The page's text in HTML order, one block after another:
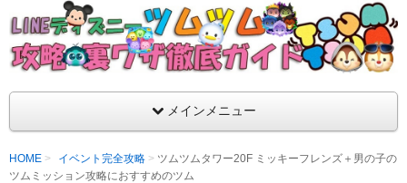
LINEディズニー ツムツム攻略・裏ワザ徹底
支持率No1！痒いところに手が届くツムツム攻略サイト！新ツ
ラ評価も丁寧に解説！ツムツムを120％楽しめるサイトを目指し
メインメニュー
HOME イベント完全攻略
ツムツムタワー20F ミッキーフレンズ＋男の子の
ツムミッション攻略におすすめのツム